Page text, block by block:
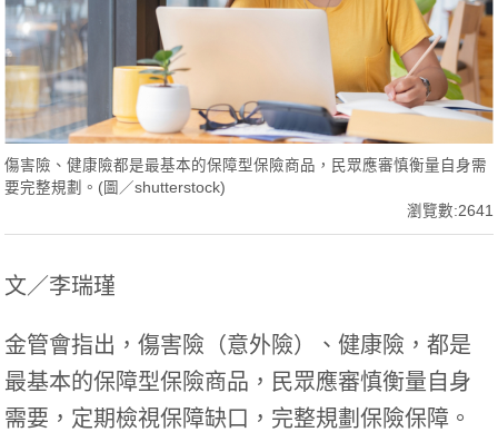
傷害險、健康險都是最基本的保障型保險商品，民眾應審慎衡量自身需
要完整規劃。(圖／shutterstock)
瀏覽數:2641
文／李瑞瑾
金管會指出，傷害險（意外險）、健康險，都是
最基本的保障型保險商品，民眾應審慎衡量自身
需要，定期檢視保障缺口，完整規劃保險保障。